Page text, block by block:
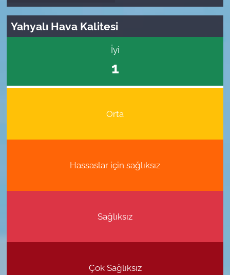
Yahyalı Hava Kalitesi
İyi
1
Orta
Hassaslar için sağlıksız
Sağlıksız
Çok Sağlıksız